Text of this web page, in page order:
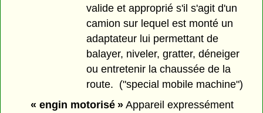
valide et approprié s'il s'agit d'un
camion sur lequel est monté un
adaptateur lui permettant de
balayer, niveler, gratter, déneiger
ou entretenir la chaussée de la
route. ("special mobile machine")
« engin motorisé »Appareil expressément